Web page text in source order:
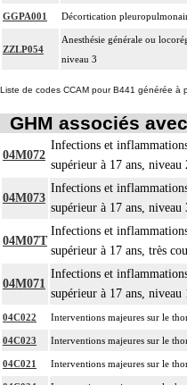
GGPA001 Décortication
ZZLP054
Anesthésie générale ou
niveau 3
Liste de codes CCAM pour B441 générée à
GHM associés
04M072
Infections et
supérieur à 17 ans, niveau
04M073
Infections et
supérieur à 17 ans, niveau
04M07T
Infections et
supérieur à 17 ans, très
04M071
Infections et
supérieur à 17 ans, niveau
04C022 Interventions majeures sur le
04C023 Interventions majeures sur le
04C021 Interventions majeures sur le